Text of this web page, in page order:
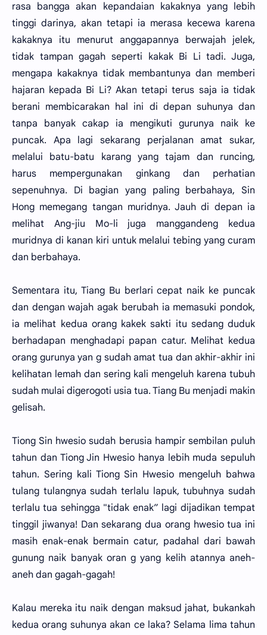
rasa bangga akan kepandaian kakaknya yang lebih
tinggi darinya, akan tetapi ia merasa kecewa karena
kakaknya itu menurut anggapannya berwajah jelek,
tidak tampan gagah seperti kakak Bi Li tadi. Juga,
mengapa kakaknya tidak membantunya dan memberi
hajaran kepada Bi Li? Akan tetapi terus saja ia tidak
berani membicarakan hal ini di depan suhunya dan
tanpa banyak cakap ia mengikuti gurunya naik ke
puncak. Apa lagi sekarang perjalanan amat sukar,
melalui batu-batu karang yang tajam dan runcing,
harus mempergunakan ginkang dan perhatian
sepenuhnya. Di bagian yang paling berbahaya, Sin
Hong memegang tangan muridnya. Jauh di depan ia
melihat Ang-jiu Mo-li juga manggandeng kedua
muridnya di kanan kiri untuk melalui tebing yang curam
dan berbahaya.
Sementara itu, Tiang Bu berlari cepat naik ke puncak
dan dengan wajah agak berubah ia memasuki pondok,
ia melihat kedua orang kakek sakti itu sedang duduk
berhadapan menghadapi papan catur. Melihat kedua
orang gurunya yan g sudah amat tua dan akhir-akhir ini
kelihatan lemah dan sering kali mengeluh karena tubuh
sudah mulai digerogoti usia tua. Tiang Bu menjadi makin
gelisah.
Tiong Sin hwesio sudah berusia hampir sembilan puluh
tahun dan Tiong Jin Hwesio hanya lebih muda sepuluh
tahun. Sering kali Tiong Sin Hwesio mengeluh bahwa
tulang tulangnya sudah terlalu lapuk, tubuhnya sudah
terlalu tua sehingga "tidak enak” lagi dijadikan tempat
tinggil jiwanya! Dan sekarang dua orang hwesio tua ini
masih enak-enak bermain catur, padahal dari bawah
gunung naik banyak oran g yang kelih atannya aneh-
aneh dan gagah-gagah!
Kalau mereka itu naik dengan maksud jahat, bukankah
kedua orang suhunya akan ce laka? Selama lima tahun